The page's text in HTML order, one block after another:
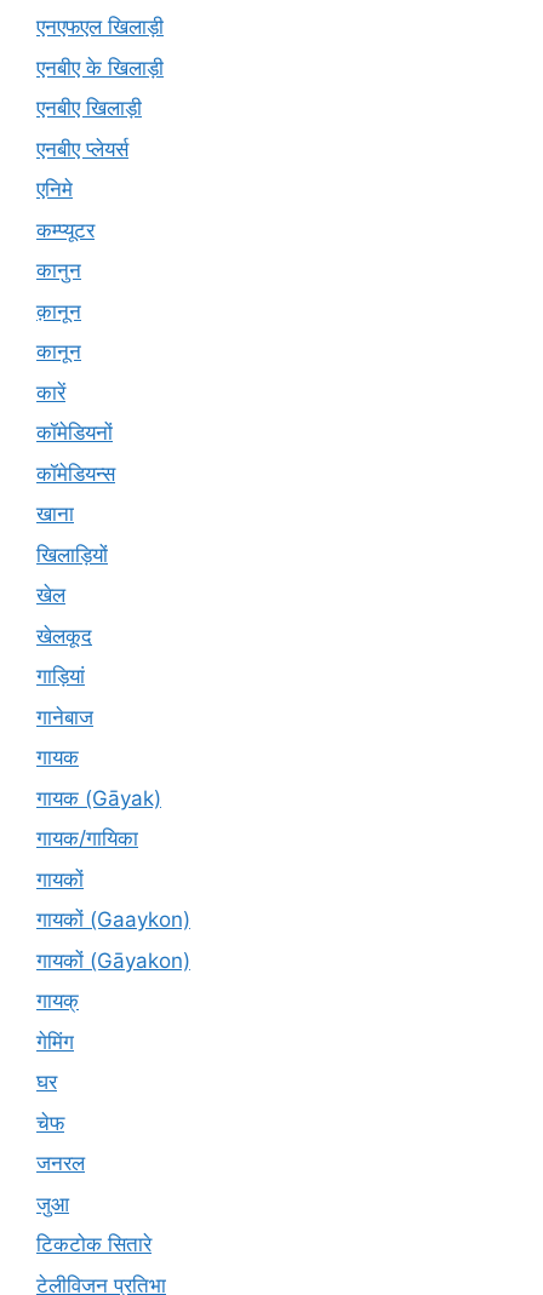
एनएफएल खिलाड़ी
एनबीए के खिलाड़ी
एनबीए खिलाड़ी
एनबीए प्लेयर्स
एनिमे
कम्प्यूटर
कानुन
क़ानून
कानून
कारें
कॉमेडियनों
कॉमेडियन्स
खाना
खिलाड़ियों
खेल
खेलकूद
गाड़ियां
गानेबाज
गायक
गायक (Gāyak)
गायक/गायिका
गायकों
गायकों (Gaaykon)
गायकों (Gāyakon)
गायक्
गेमिंग
घर
चेफ
जनरल
जुआ
टिकटोक सितारे
टेलीविजन प्रतिभा